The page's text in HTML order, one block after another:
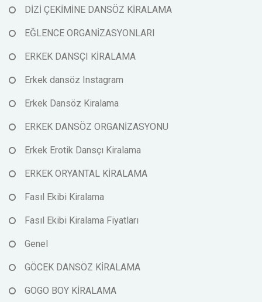
DİZİ ÇEKİMİNE DANSÖZ KİRALAMA
EĞLENCE ORGANİZASYONLARI
ERKEK DANSÇI KİRALAMA
Erkek dansöz Instagram
Erkek Dansöz Kiralama
ERKEK DANSÖZ ORGANİZASYONU
Erkek Erotik Dansçı Kiralama
ERKEK ORYANTAL KİRALAMA
Fasıl Ekibi Kiralama
Fasıl Ekibi Kiralama Fiyatları
Genel
GÖCEK DANSÖZ KİRALAMA
GOGO BOY KİRALAMA